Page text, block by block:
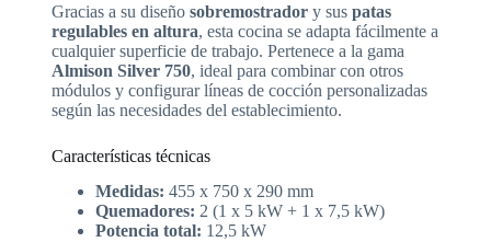
Gracias a su diseño sobremostradory sus patas
regulables en altura, esta cocina se adapta fácilmente a
cualquier superficie de trabajo. Pertenece a la gama
Almison Silver 750, ideal para combinar con otros
módulos y configurar líneas de cocción personalizadas
según las necesidades del establecimiento.
Características técnicas
Medidas: 455 x 750 x 290 mm
Quemadores: 2 (1 x 5 kW + 1 x 7,5 kW)
Potencia total: 12,5 kW